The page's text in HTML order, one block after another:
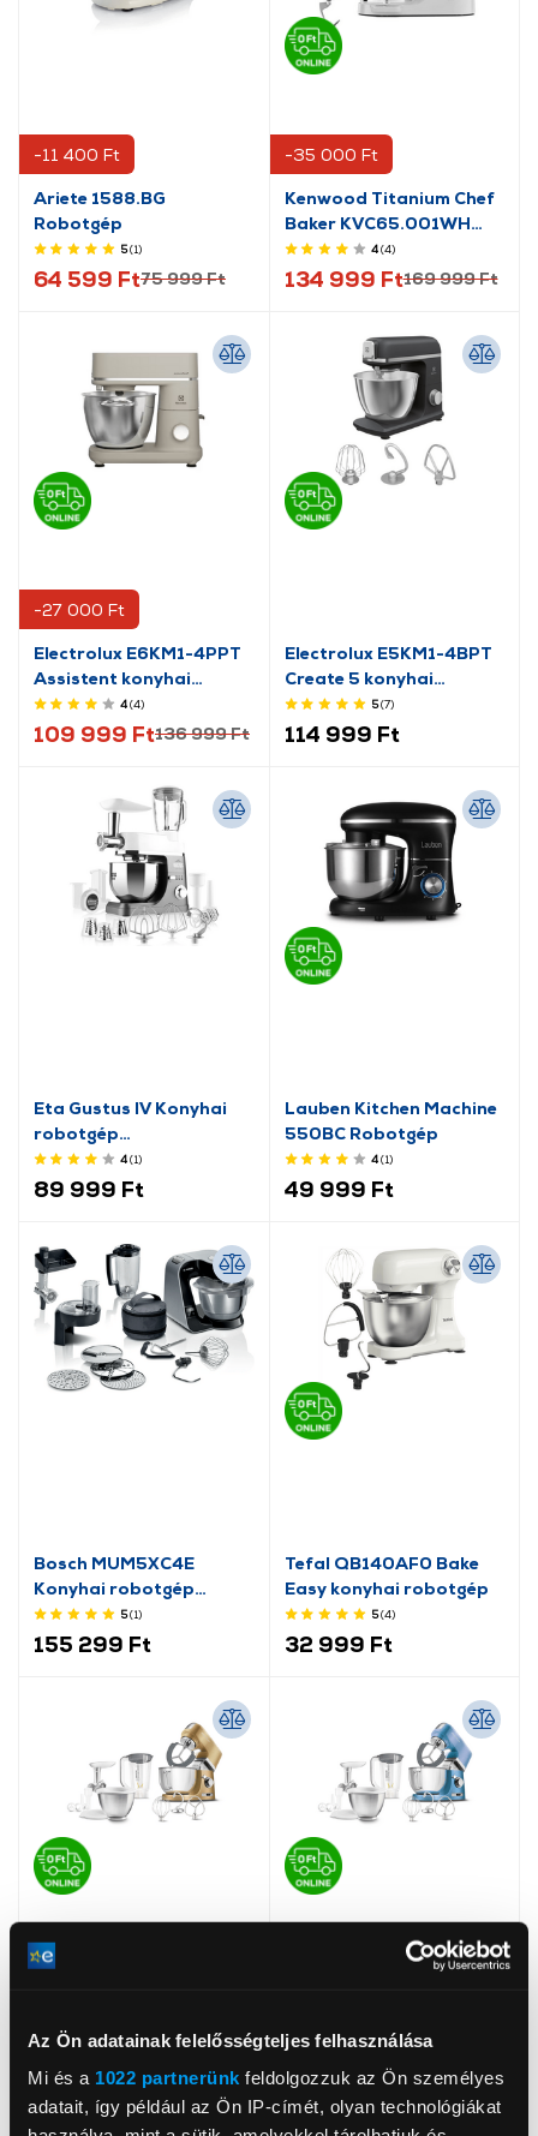
Az Ön adatainak felelősségteljes felhasználása
Mi és a 1022 partnerünk feldolgozzuk az Ön személyes
adatait, így például az Ön IP-címét, olyan technológiákat
-11 400 Ft
Ariete 1588.BG
Robotgép
5(1)
64 599 Ft75 999 Ft
-35 000 Ft
Kenwood Titanium Chef
Baker KVC65.001WH
Konyhai robotgép
4(4)
134 999 Ft169 999 Ft
-27 000 Ft
Electrolux E6KM1-4PPT
Assistent konyhai
robotgép 4(4)
109 999 Ft136 999 Ft
Electrolux E5KM1-4BPT
Create 5 konyhai
robotgép 5(7)
114 999 Ft
Eta Gustus IV Konyhai
robotgép
(ETA412890010)
4(1)
89 999 Ft
Lauben Kitchen Machine
550BC Robotgép
4(1)
49 999 Ft
Bosch MUM5XC4E
Konyhai robotgép
mérleggel 5(1)
155 299 Ft
Tefal QB140AF0 Bake
Easy konyhai robotgép
5(4)
32 999 Ft
-10 000 Ft
Konyhai robotgép
5 (1
89 999 Ft99 999 Ft
Konyhai robotgép, Kék
(1)
89 999 Ft 99 999 Ft